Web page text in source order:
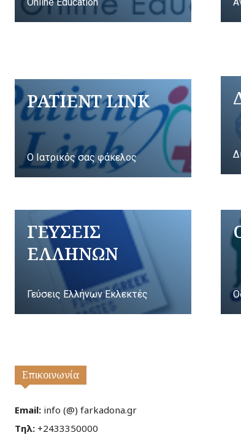
PATIENT LINK
Ο Ιατρικός σας φάκελος
ΓΕΥΣΕΙΣ
ΕΛΛΗΝΩΝ
Γεύσεις Ελλήνων Εκλεκτές
Επικοινωνία
Email: info (@) farkadona.gr
Τηλ: +2433350000